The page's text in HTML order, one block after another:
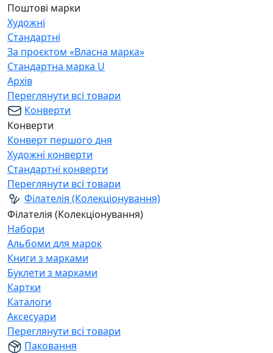
Поштові марки
Художні
Стандартні
За проєктом «Власна марка»
Стандартна марка U
Архів
Переглянути всі товари
Конверти
Конверти
Конверт першого дня
Художні конверти
Стандартні конверти
Переглянути всі товари
Філателія (Колекціонування)
Філателія (Колекціонування)
Набори
Альбоми для марок
Книги з марками
Буклети з марками
Картки
Каталоги
Аксесуари
Переглянути всі товари
Паковання